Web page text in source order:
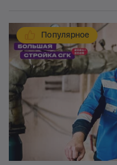
Популярное